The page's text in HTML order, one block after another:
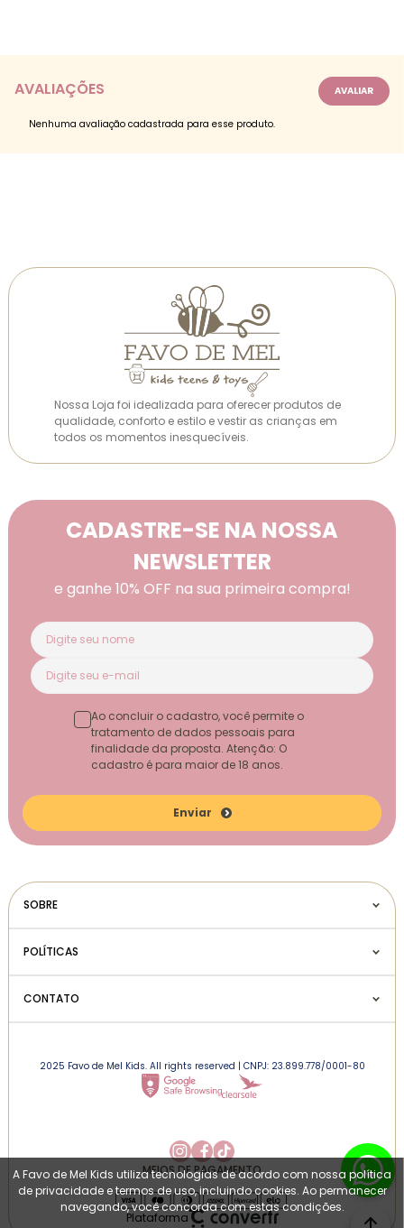
AVALIAÇÕES
Nenhuma avaliação cadastrada para esse produto.
Nossa Loja foi idealizada para oferecer produtos de
qualidade, conforto e estilo e vestir as crianças em
todos os momentos inesquecíveis.
CADASTRE-SE NA NOSSA
NEWSLETTER
e ganhe 10% OFF na sua primeira compra!
Enviar
Ao concluir o cadastro, você permite o
tratamento de dados pessoais para
finalidade da proposta. Atenção: O
cadastro é para maior de 18 anos.
SOBRE
POLÍTICAS
CONTATO
2025 Favo de Mel Kids. All rights reserved | CNPJ: 23.899.778/0001-80
MEIOS DE PAGAMENTO
Plataforma
A Favo de Mel Kids utiliza tecnologias de acordo com nossa política
de privacidade e termos de uso, incluindo cookies. Ao permanecer
navegando, você concorda com estas condições.